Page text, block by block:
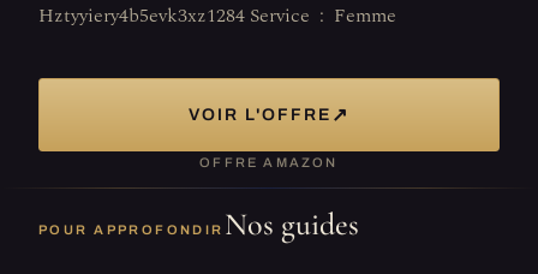
Hztyyiery4b5evk3xz1284 Service ‏ : ‎ Femme
VOIR L'OFFRE ↗
OFFRE AMAZON
POUR APPROFONDIR Nos guides